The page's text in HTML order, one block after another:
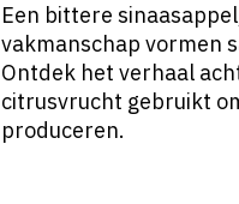
Een bittere
vakmanschap vormen
Ontdek het verhaal
citrusvrucht gebruikt
produceren.